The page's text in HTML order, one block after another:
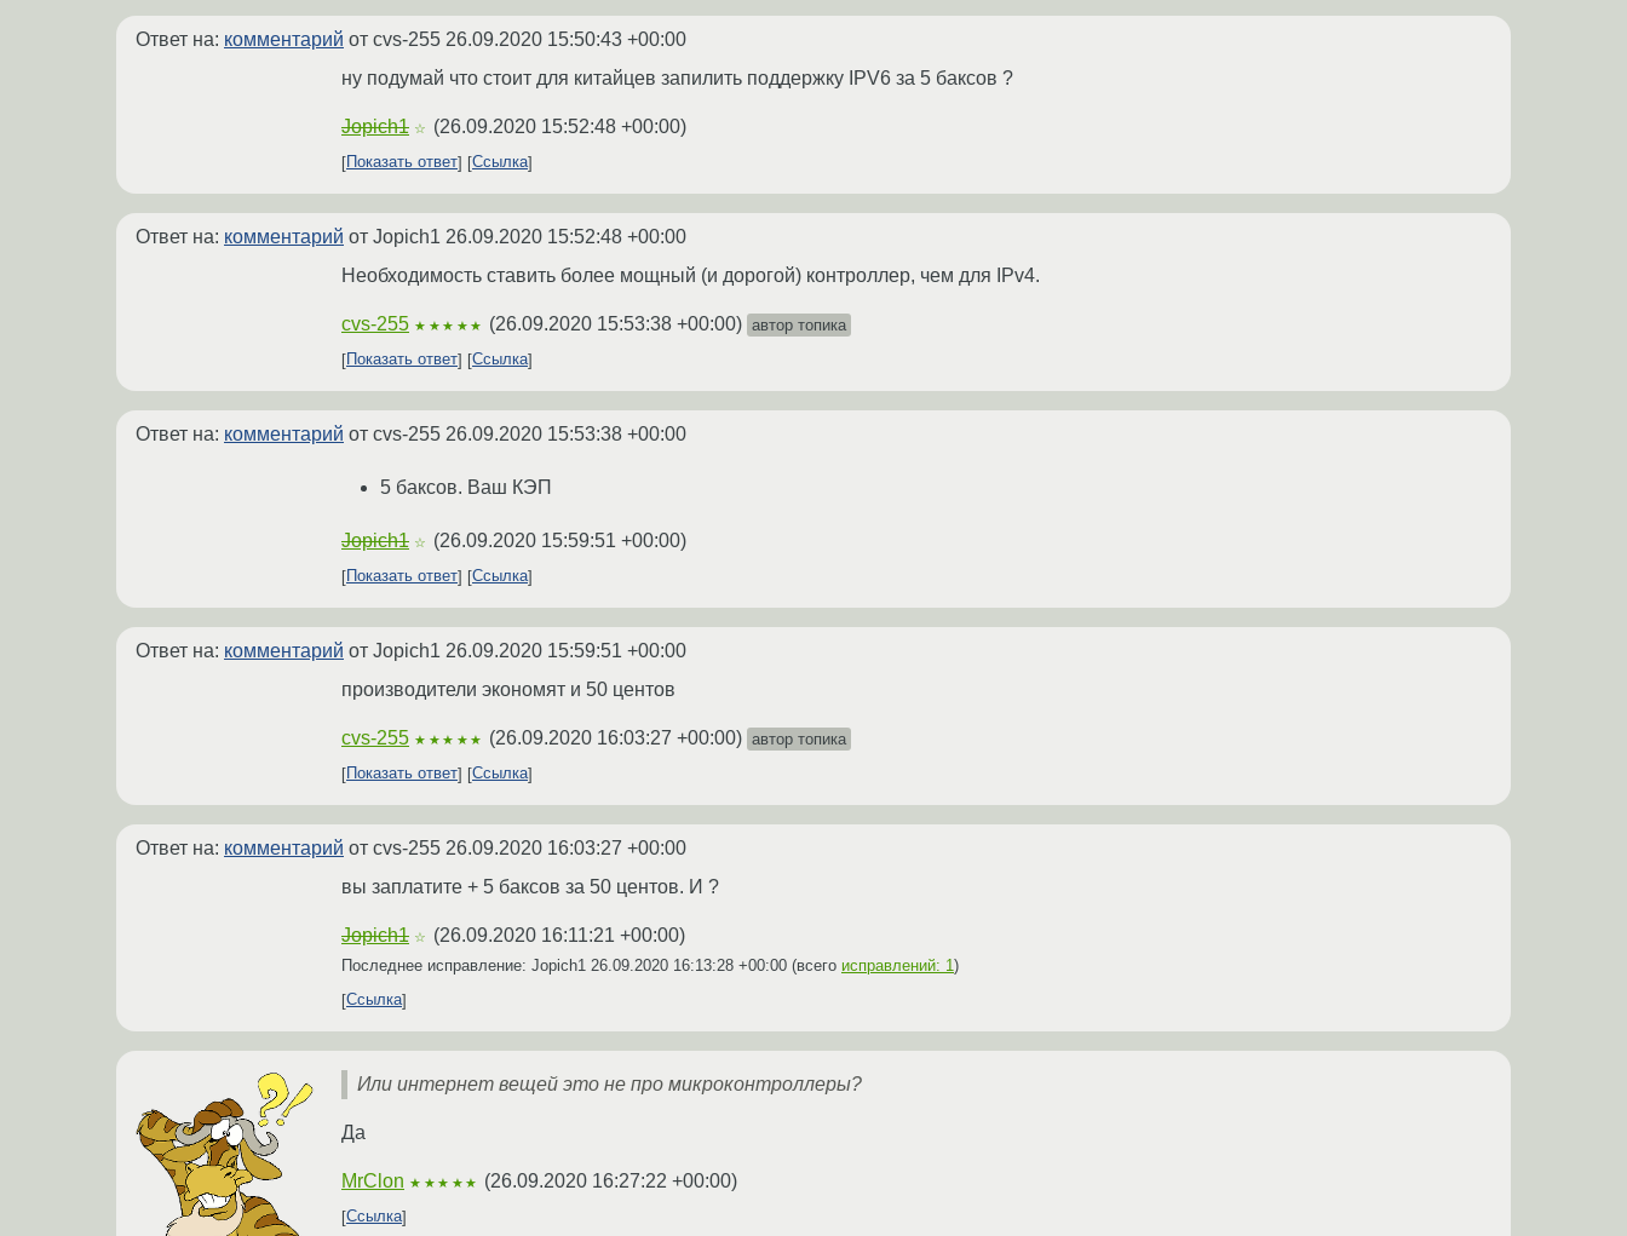
Ответ на: комментарий от cvs-255 26.09.2020 15:50:43 +00:00
ну подумай что стоит для китайцев запилить поддержку IPV6 за 5 баксов ?
Jopich1 ☆ (26.09.2020 15:52:48 +00:00)
Показать ответ Ссылка
Ответ на: комментарий от Jopich1 26.09.2020 15:52:48 +00:00
Необходимость ставить более мощный (и дорогой) контроллер, чем для IPv4.
cvs-255 ★★★★★ (26.09.2020 15:53:38 +00:00) автор топика
Показать ответ
Ссылка
Ответ на: комментарий от cvs-255 26.09.2020 15:53:38 +00:00
5 баксов. Ваш КЭП
Jopich1 ☆ (26.09.2020 15:59:51 +00:00)
Показать ответ Ссылка
Ответ на: комментарий от Jopich1 26.09.2020 15:59:51 +00:00
производители экономят и 50 центов
cvs-255 ★★★★★ (26.09.2020 16:03:27 +00:00) автор топика
Показать ответ
Ссылка
Ответ на: комментарий от cvs-255 26.09.2020 16:03:27 +00:00
вы заплатите + 5 баксов за 50 центов. И ?
Jopich1 ☆ (26.09.2020 16:11:21 +00:00)
Последнее исправление: Jopich1 26.09.2020 16:13:28 +00:00 (всего исправлений: 1 )
Ссылка
Или интернет вещей это не про микроконтроллеры?
Да
MrClon ★★★★★ (26.09.2020 16:27:22 +00:00)
Ссылка